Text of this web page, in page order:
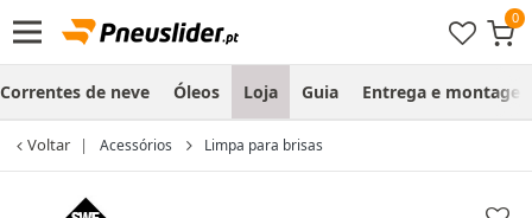
Correntes de neve Óleos Loja Guia Entrega e
Voltar Acessórios Limpa para brisas